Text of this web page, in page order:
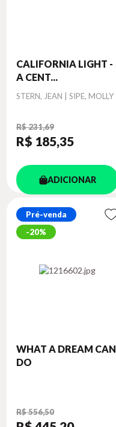
CALIFORNIA LIGHT -
A CENT...
Autor
STERN, JEAN | SIPE, MOLLY
R$ 231,69
R$ 185,35
ADICIONAR
Pré-venda
20%
WHAT A DREAM CAN
DO
R$ 556,50